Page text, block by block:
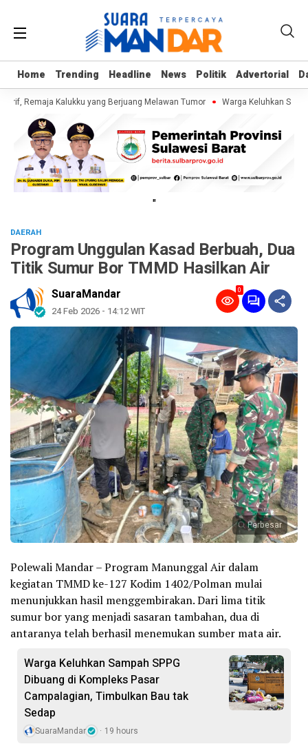
Home Trending Headline News Politik Advertorial
Home Trending Headline News Politik Advertorial
Remaja Kalukku yang Berjuang Melawan Tumor Warga Keluhkan
"
DAERAH
Program Unggulan Kasad Berbuah, Dua
Titik Sumur Bor TMMD Hasilkan Air
SuaraMandar
24 Feb 2026 - 14:12 WIT
0
Perbesar
Polewali Mandar – Program Manunggal Air dalam
kegiatan TMMD ke-127 Kodim 1402/Polman mulai
menunjukkan hasil menggembirakan. Dari lima titik
sumur bor yang menjadi sasaran tambahan, dua di
antaranya telah berhasil menemukan sumber mata air.
Warga Keluhkan Sampah SPPG
Dibuang di Kompleks Pasar
Campalagian, Timbulkan Bau tak
Sedap
SuaraMandar 19 hours